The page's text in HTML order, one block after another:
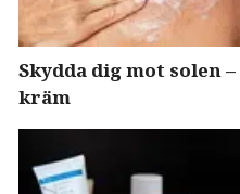
Skydda dig mot solen
kräm